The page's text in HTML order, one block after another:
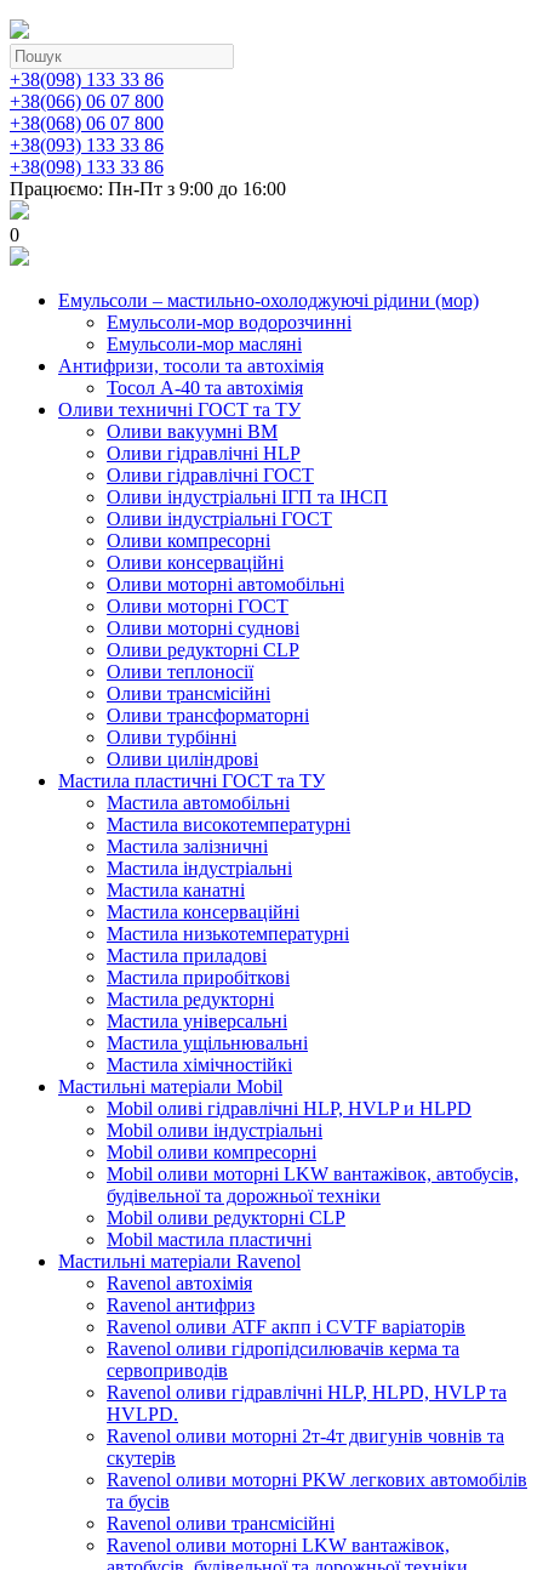
+38(098) 133 33 86
+38(066) 06 07 800
+38(068) 06 07 800
+38(093) 133 33 86
+38(098) 133 33 86
Працюємо: Пн-Пт з 9:00 до 16:00
0
Емульсоли – мастильно-охолоджуючі рідини (мор)
Емульсоли-мор водорозчинні
Емульсоли-мор масляні
Антифризи, тосоли та автохімія
Тосол А-40 та автохімія
Оливи техничні ГОСТ та ТУ
Оливи вакуумні ВМ
Оливи гідравлічні HLP
Оливи гідравлічні ГОСТ
Оливи індустріальні ІГП та ІНСП
Оливи індустріальні ГОСТ
Оливи компресорні
Оливи консерваційні
Оливи моторні автомобільні
Оливи моторні ГОСТ
Оливи моторні суднові
Оливи редукторні CLP
Оливи теплоносії
Оливи трансмісійні
Оливи трансформаторні
Оливи турбінні
Оливи циліндрові
Мастила пластичні ГОСТ та ТУ
Мастила автомобільні
Мастила високотемпературні
Мастила залізничні
Мастила індустріальні
Мастила канатні
Мастила консерваційні
Мастила низькотемпературні
Мастила приладові
Мастила приробіткові
Мастила редукторні
Мастила універсальні
Мастила ущільнювальні
Мастила хімічностійкі
Мастильні матеріали Mobil
Mobil оливі гідравлічні HLP, HVLP и HLPD
Mobil оливи індустріальні
Mobil оливи компресорні
Mobil оливи моторні LKW вантажівок, автобусів,
будівельної та дорожньої техніки
Mobil оливи редукторні CLP
Mobil мастила пластичні
Мастильні матеріали Ravenol
Ravenol автохімія
Ravenol антифриз
Ravenol оливи ATF акпп і CVTF варіаторів
Ravenol оливи гідропідсилювачів керма та
сервоприводів
Ravenol оливи гідравлічні HLP, HLPD, HVLP та
HVLPD.
Ravenol оливи моторні 2т-4т двигунів човнів та
скутерів
Ravenol оливи моторні PKW легкових автомобілів
та бусів
Ravenol оливи трансмісійні
Ravenol оливи моторні LKW вантажівок,